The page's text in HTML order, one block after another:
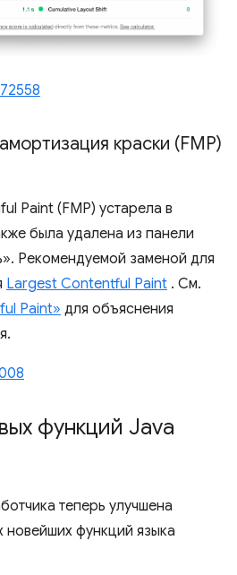
краски (FMP)
Paint (FMP) устарела в
была удалена из панели
Рекомендуемой заменой для
Largest Contentful Paint . См.
Paint» для объяснения
функций Java
теперь улучшена
функций языка